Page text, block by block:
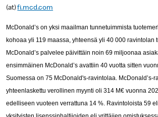
(at)fi.mcd.com
McDonald’s on yksi maailman tunnetuimmista
kohoaa yli 119 maassa, yhteensä yli 40 000 ravintolan
McDonald’s palvelee päivittäin noin 69 miljoonaa
ensimmäinen McDonald’s avattiin 40 vuotta sitten
Suomessa on 75 McDonald's-ravintolaa. McDonald’s-
yhteenlaskettu verollinen myynti oli 314 M€ vuonna
edelliseen vuoteen verrattuna 14 %. Ravintoloista 59